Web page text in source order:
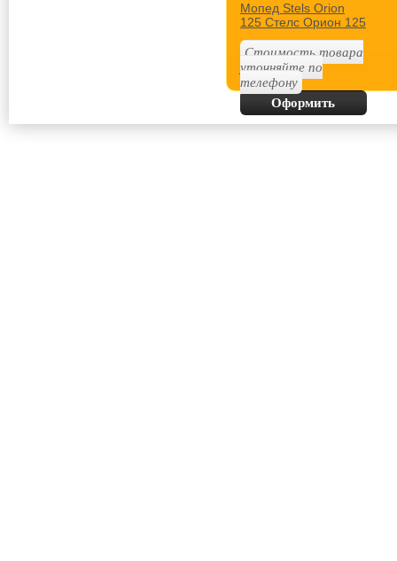
Мопед Stels Orion
125 Стелс Орион 125
Стоимость товара
уточняйте по
телефону
Оформить
покупку